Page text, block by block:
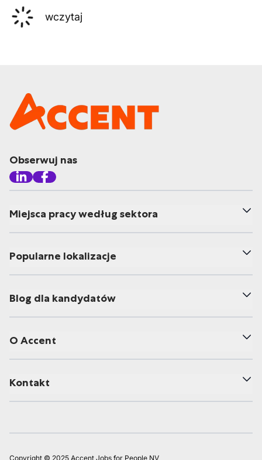
wczytaj
Obserwuj nas
Miejsca pracy według sektora
Popularne lokalizacje
Blog dla kandydatów
O Accent
Kontakt
Copyright © 2025 Accent Jobs for People NV